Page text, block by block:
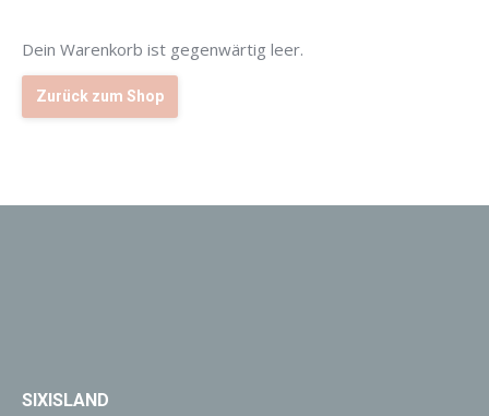
Dein Warenkorb ist gegenwärtig leer.
Zurück zum Shop
SIXISLAND